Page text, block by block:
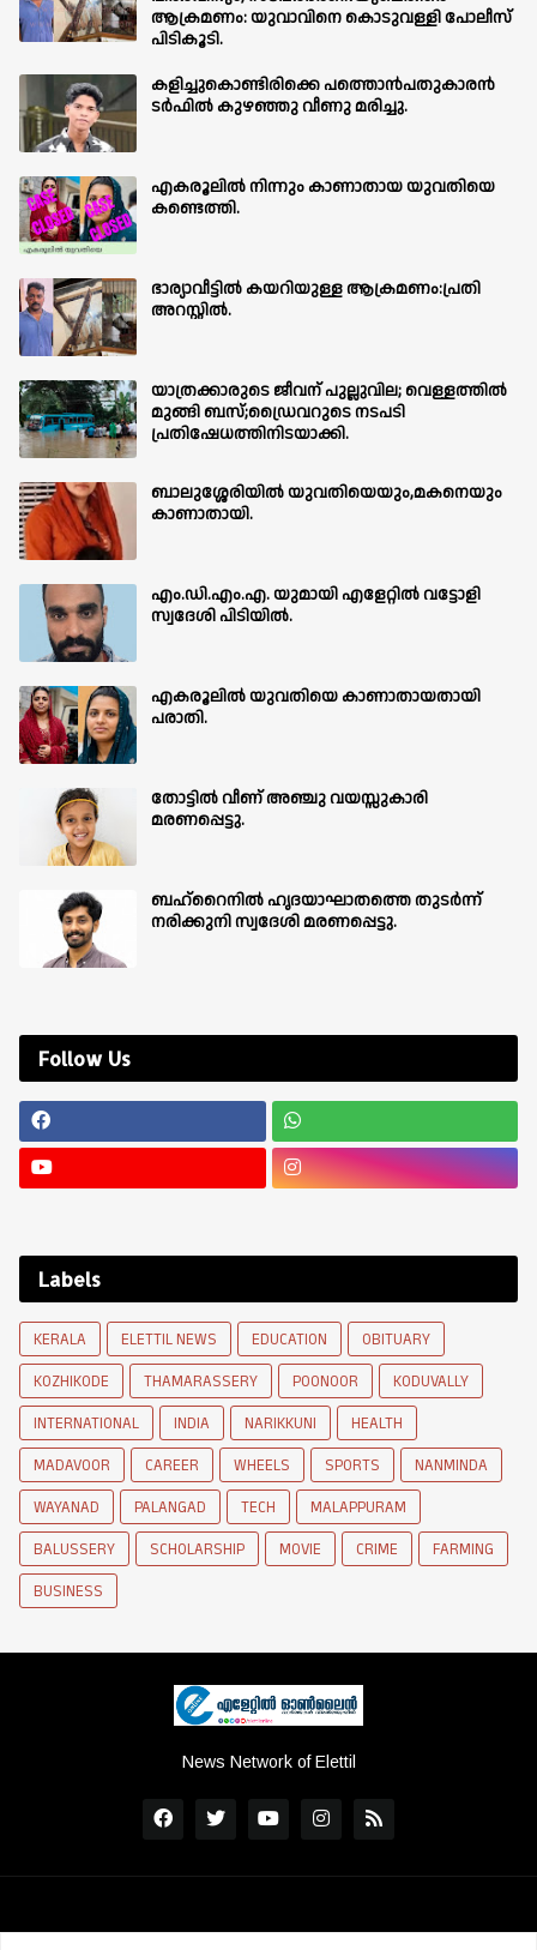
ആക്രമണം: യുവാവിനെ കൊടുവള്ളി പോലീസ്
പിടികൂടി.
കളിച്ചുകൊണ്ടിരിക്കെ പത്തൊൻപതുകാരൻ
ടർഫിൽ കുഴഞ്ഞു വീണു മരിച്ചു.
എകരൂലിൽ നിന്നും കാണാതായ യുവതിയെ
കണ്ടെത്തി.
ഭാര്യാവീട്ടിൽ കയറിയുള്ള ആക്രമണം:പ്രതി
അറസ്റ്റിൽ.
യാത്രക്കാരുടെ ജീവന് പുല്ലുവില; വെള്ളത്തിൽ
മുങ്ങി ബസ്;ഡ്രൈവറുടെ നടപടി
പ്രതിഷേധത്തിനിടയാക്കി.
ബാലുശ്ശേരിയില്‍ യുവതിയെയും,മകനെയും
കാണാതായി.
എം.ഡി.എം.എ. യുമായി എളേറ്റിൽ വട്ടോളി
സ്വദേശി പിടിയിൽ.
എകരൂലിൽ യുവതിയെ കാണാതായതായി
പരാതി.
തോട്ടിൽ വീണ് അഞ്ചു വയസ്സുകാരി
മരണപ്പെട്ടു.
ബഹ്‌റൈനിൽ ഹൃദയാഘാതത്തെ തുടർന്ന്
നരിക്കുനി സ്വദേശി മരണപ്പെട്ടു.
Follow Us
Labels
KERALA ELETTIL NEWS EDUCATION
OBITUARY
KOZHIKODE
THAMARASSERY POONOOR
KODUVALLY
INTERNATIONAL
INDIA NARIKKUNI
HEALTH
MADAVOOR
CAREER WHEELS SPORTS
NANMINDA
WAYANAD
PALANGAD TECH
MALAPPURAM
BALUSSERY
SCHOLARSHIP MOVIE CRIME
FARMING
BUSINESS
News Network of Elettil